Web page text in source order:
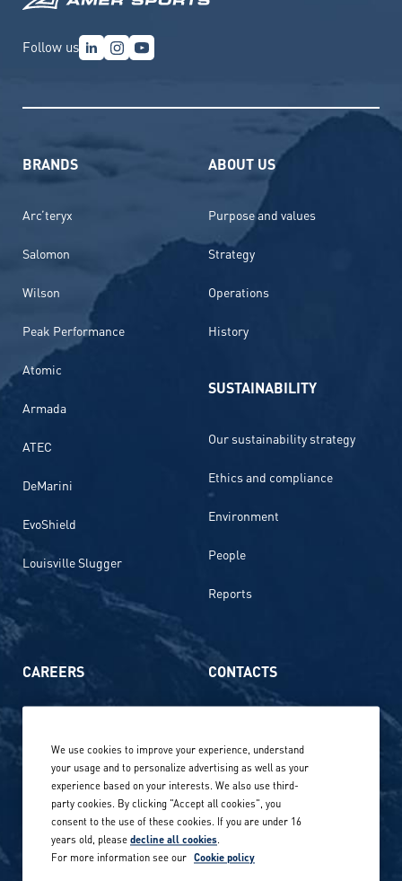
Follow us
BRANDS
Arc’teryx
Salomon
Wilson
Peak Performance
Atomic
Armada
ATEC
DeMarini
EvoShield
Louisville Slugger
ABOUT US
Purpose and values
Strategy
Operations
History
SUSTAINABILITY
Our sustainability strategy
Ethics and compliance
Environment
People
Reports
CAREERS
Our locations globally
Career stories
Careers in sports
CONTACTS
Privacy Policy
Site terms
We use cookies to improve your experience, understand
your usage and to personalize advertising as well as your
experience based on your interests. We also use third-
party cookies. By clicking "Accept all cookies", you
consent to the use of these cookies. If you are under 16
years old, pleasedecline all cookies.
For more information see our Cookie policy